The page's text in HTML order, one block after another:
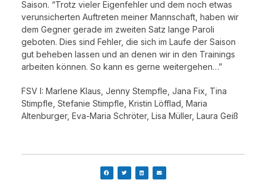
Saison. “Trotz vieler Eigenfehler und dem noch etwas
verunsicherten Auftreten meiner Mannschaft, haben wir
dem Gegner gerade im zweiten Satz lange Paroli
geboten. Dies sind Fehler, die sich im Laufe der Saison
gut beheben lassen und an denen wir in den Trainings
arbeiten können. So kann es gerne weitergehen…”
FSV I: Marlene Klaus, Jenny Stempfle, Jana Fix, Tina
Stimpfle, Stefanie Stimpfle, Kristin Löfflad, Maria
Altenburger, Eva-Maria Schröter, Lisa Müller, Laura Geiß